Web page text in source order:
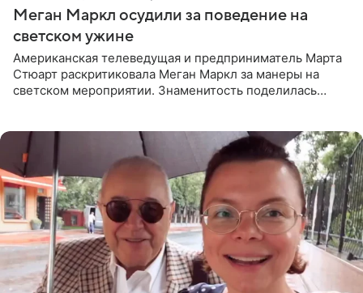
Меган Маркл осудили за поведение на
светском ужине
Американская телеведущая и предприниматель Марта
Стюарт раскритиковала Меган Маркл за манеры на
светском мероприятии. Знаменитость поделилась